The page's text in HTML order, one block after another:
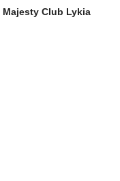
Majesty Club Lykia